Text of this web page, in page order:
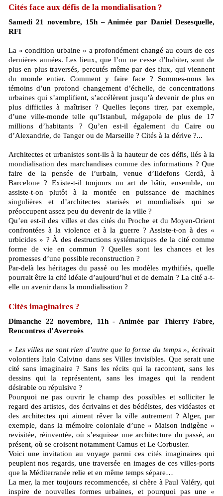
Cités face aux défis de la mondialisation ?
Samedi 21 novembre, 15h – Animée par Daniel Desesquelle,
RFI
La « condition urbaine » a profondément changé au cours de ces
dernières années. Les lieux, que l’on ne cesse d’habiter, sont de
plus en plus traversés, percutés même par des flux, qui viennent
du monde entier. Comment y faire face ? Sommes-nous les
témoins d’un profond changement d’échelle, de concentrations
urbaines qui s’amplifient, s’accélèrent jusqu’à devenir de plus en
plus difficiles à maîtriser ? Quelles leçons tirer, par exemple,
d’une ville-monde telle qu’Istanbul, mégapole de plus de 17
millions d’habitants ? Qu’en est-il également du Caire ou
d’Alexandrie, de Tanger ou de Marseille ? Cités à la dérive ?...
Architectes et urbanistes sont-ils à la hauteur de ces défis, liés à la
mondialisation des marchandises comme des informations ? Que
faire de la pensée de l’urbain, venue d’Ildefons Cerdà, à
Barcelone ? Existe-t-il toujours un art de bâtir, ensemble, ou
assiste-t-on plutôt à la montée en puissance de machines
singulières et d’architectes starisés et mondialisés qui se
préoccupent assez peu du devenir de la ville ?
Qu’en est-il des villes et des cités du Proche et du Moyen-Orient
confrontées à la violence et à la guerre ? Assiste-t-on à des «
urbicides » ? À des destructions systématiques de la cité comme
forme de vie en commun ? Quelles sont les chances et les
promesses d’une possible reconstruction ?
Par-delà les héritages du passé ou les modèles mythifiés, quelle
pourrait être la cité idéale d’aujourd’hui et de demain ? La cité a-t-
elle un avenir dans la mondialisation ?
Cités imaginaires ?
Dimanche 22 novembre, 11h - Animée par Thierry Fabre,
Rencontres d’Averroès
« Les villes ne sont rien d’autre que la forme du temps », écrivait
volontiers Italo Calvino dans ses Villes invisibles. Que serait une
cité sans imaginaire ? Sans les récits qui la racontent, sans les
dessins qui la représentent, sans les images qui la rendent
désirable ou répulsive ?
Pourquoi ne pas ouvrir le champ des possibles et solliciter le
regard des artistes, des écrivains et des bédéistes, des vidéastes et
des architectes qui aiment rêver la ville autrement ? Alger, par
exemple, dans la mémoire coloniale d’une « Maison indigène »
revisitée, réinventée, où s’esquisse une architecture du passé, au
présent, où se croisent notamment Camus et Le Corbusier.
Voici une invitation au voyage parmi ces cités imaginaires qui
peuplent nos regards, une traversée en images de ces villes-ports
que la Méditerranée relie et en même temps sépare…
La mer, la mer toujours recommencée, si chère à Paul Valéry, qui
inspire de nouvelles formes urbaines, et pourquoi pas une «